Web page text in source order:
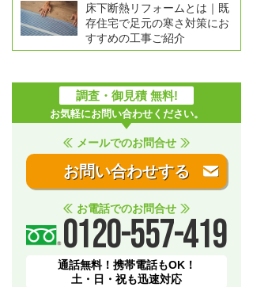
床下断熱リフォームとは｜既
存住宅で足元の寒さ対策にお
すすめの工事ご紹介
調査・御見積 無料!
お気軽にお問い合わせください。
メールでのお問合せ
お問い合わせする
お電話でのお問合せ
0120-557-419
通話無料！携帯電話もOK！
土・日・祝も迅速対応